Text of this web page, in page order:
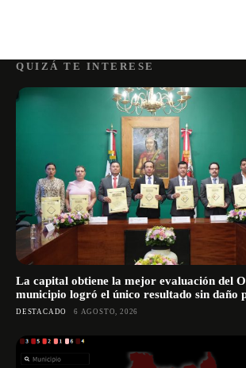
QUIZÁ TE INTERESE
La capital obtiene la mejor evaluación del
municipio logró el único resultado sin daño
DESTACADO 6 AGOSTO, 2026